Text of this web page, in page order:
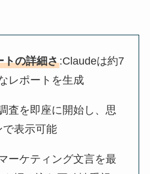
トの詳細さ:Claudeは約7
レポートを生成
査を即座に開始し、思
表示可能
ーケティング文言を最